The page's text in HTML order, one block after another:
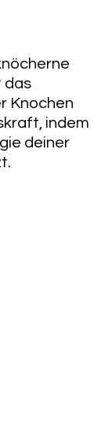
das
Knochen
indem
deiner